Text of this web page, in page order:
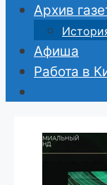
Архив
Афиша
Работа в